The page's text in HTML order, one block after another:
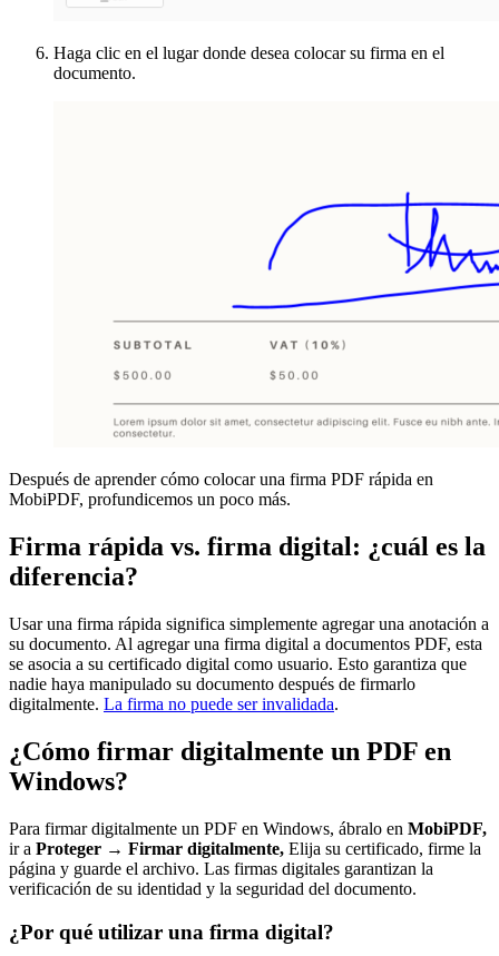
Haga clic en el lugar donde desea colocar su firma en el
documento.
Después de aprender cómo colocar una firma PDF rápida en
MobiPDF, profundicemos un poco más.
Firma rápida vs. firma digital: ¿cuál es la
diferencia?
Usar una firma rápida significa simplemente agregar una anotación a
su documento. Al agregar una firma digital a documentos PDF, esta
se asocia a su certificado digital como usuario. Esto garantiza que
nadie haya manipulado su documento después de firmarlo
digitalmente. La firma no puede ser invalidada.
¿Cómo firmar digitalmente un PDF en
Windows?
Para firmar digitalmente un PDF en Windows, ábralo en MobiPDF,
ir a Proteger → Firmar digitalmente, Elija su certificado, firme la
página y guarde el archivo. Las firmas digitales garantizan la
verificación de su identidad y la seguridad del documento.
¿Por qué utilizar una firma digital?